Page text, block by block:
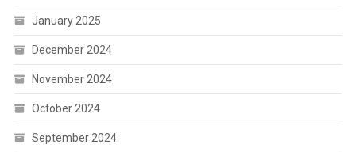
January 2025
December 2024
November 2024
October 2024
September 2024